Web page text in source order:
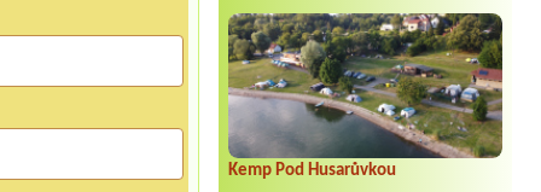
Kemp Pod Husarůvkou